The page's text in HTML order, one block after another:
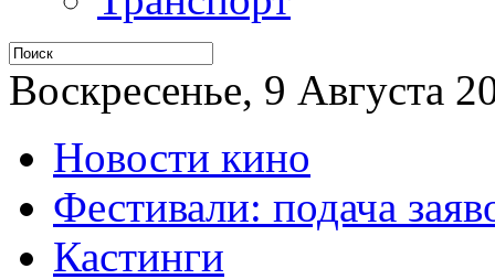
Воскресенье, 9 Августа
Новости кино
Фестивали: подача
Кастинги